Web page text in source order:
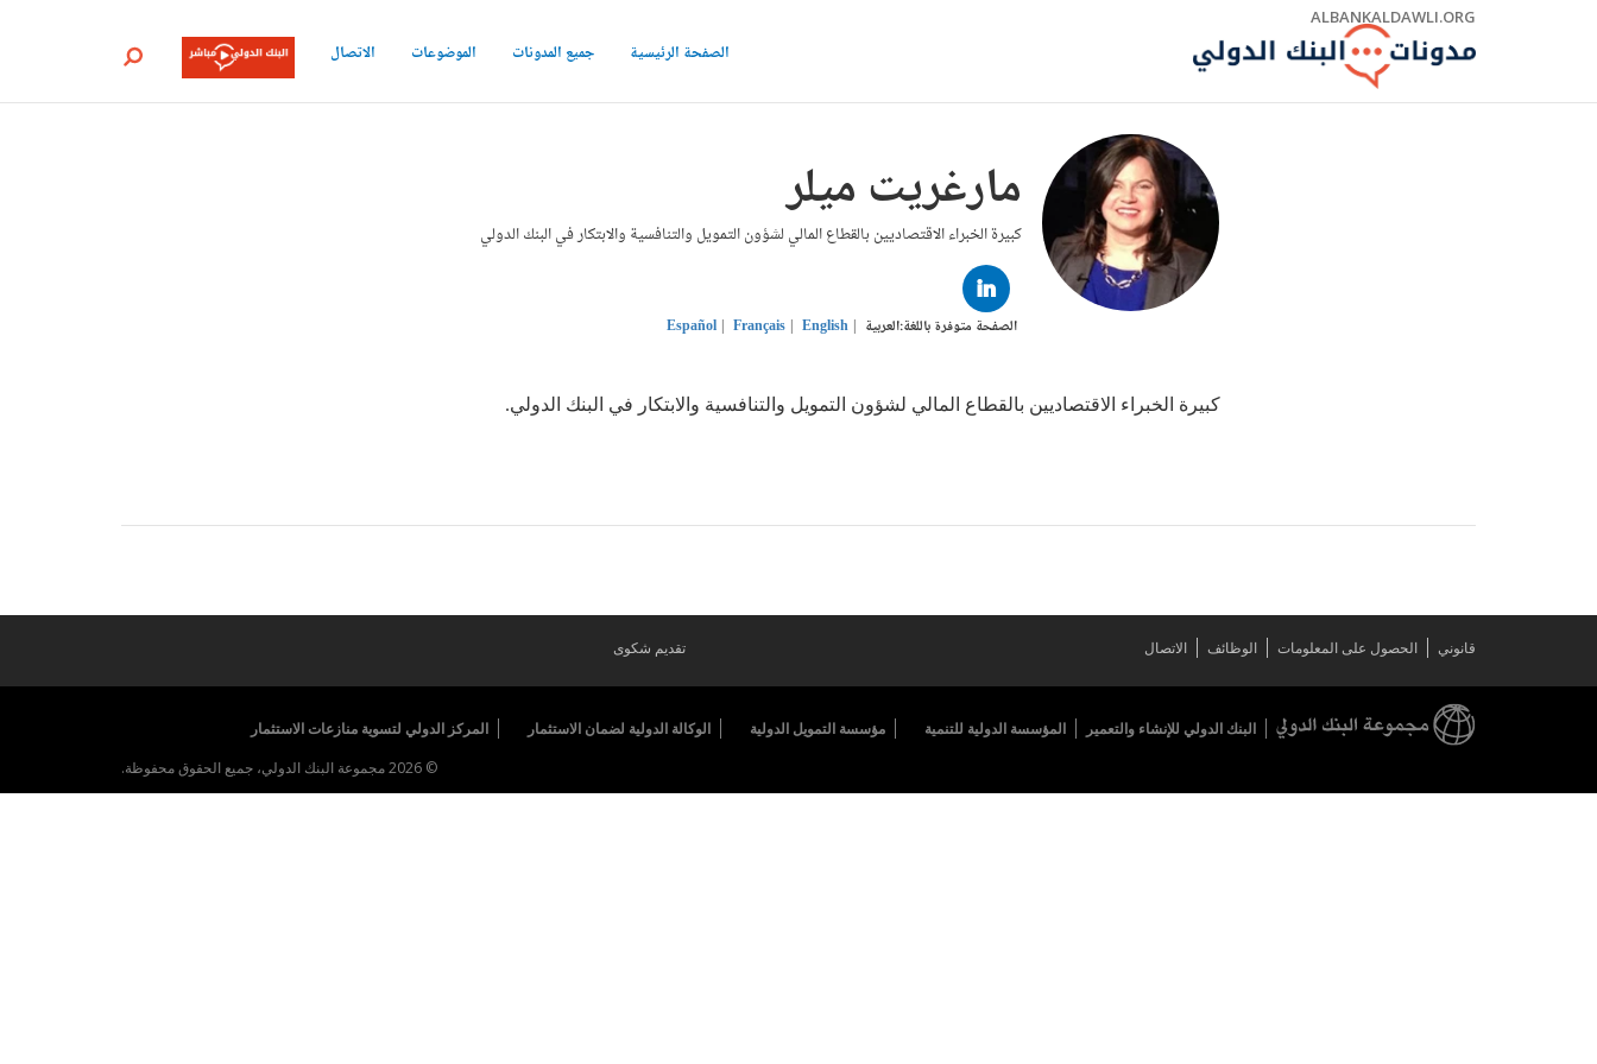
ALBANKALDAWLI.ORG
الصفحة الرئيسية جميع المدونات الموضوعات الاتصال بحث
مارغريت ميلر
كبيرة الخبراء الاقتصاديين بالقطاع المالي لشؤون التمويل والتنافسية والابتكار في البنك الدولي
LINKED
IN
الصفحة متوفرة باللغة:العربية English
Français
Español
كبيرة الخبراء الاقتصاديين بالقطاع المالي لشؤون التمويل والتنافسية والابتكار في البنك الدولي.
قانوني الحصول على المعلومات الوظائف الاتصال تقديم شكوى
البنك الدولي للإنشاء والتعمير المؤسسة الدولية للتنمية مؤسسة التمويل الدولية الوكالة الدولية لضمان الاستثمار
المركز الدولي لتسوية منازعات الاستثمار
© 2026 مجموعة البنك الدولي، جميع الحقوق محفوظة.